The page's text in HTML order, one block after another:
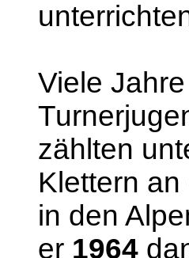
Viele
zählten
Klettern
in den
er 1964